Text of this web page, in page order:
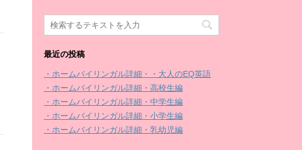
最近の投稿
・ホームバイリンガル詳細・・大人のEQ英語
・ホームバイリンガル詳細・高校生編
・ホームバイリンガル詳細・中学生編
・ホームバイリンガル詳細・小学生編
・ホームバイリンガル詳細・乳幼児編